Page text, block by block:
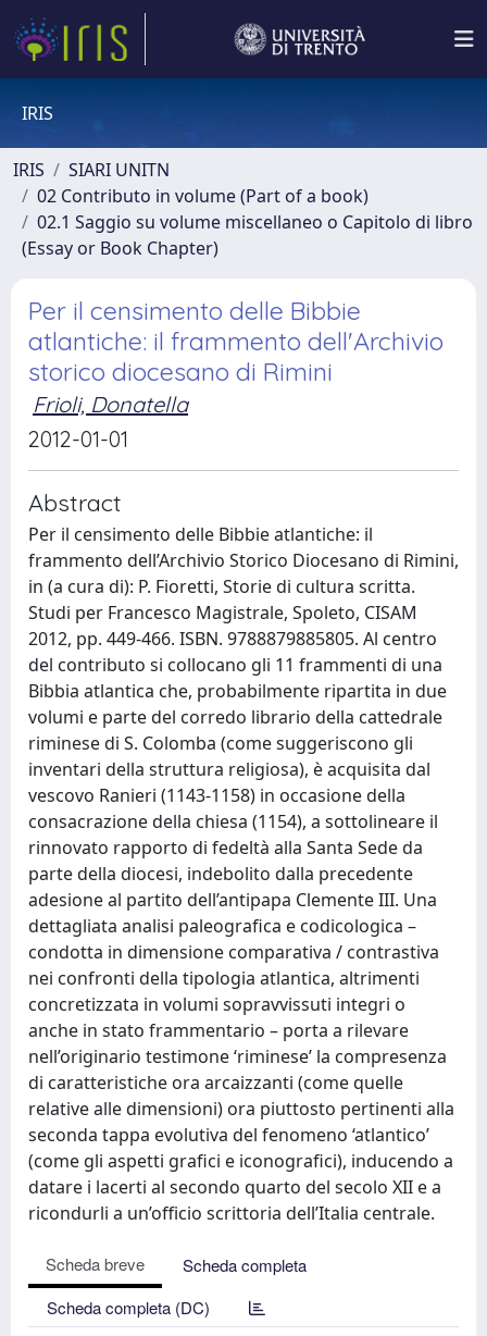
IRIS
IRIS
SIARI UNITN
02 Contributo in volume (Part of a book)
02.1 Saggio su volume miscellaneo o Capitolo di libro
(Essay or Book Chapter)
Per il censimento delle Bibbie
atlantiche: il frammento dell'Archivio
storico diocesano di Rimini
Frioli, Donatella
2012-01-01
Abstract
Per il censimento delle Bibbie atlantiche: il
frammento dell’Archivio Storico Diocesano di Rimini,
in (a cura di): P. Fioretti, Storie di cultura scritta.
Studi per Francesco Magistrale, Spoleto, CISAM
2012, pp. 449-466. ISBN. 9788879885805. Al centro
del contributo si collocano gli 11 frammenti di una
Bibbia atlantica che, probabilmente ripartita in due
volumi e parte del corredo librario della cattedrale
riminese di S. Colomba (come suggeriscono gli
inventari della struttura religiosa), è acquisita dal
vescovo Ranieri (1143-1158) in occasione della
consacrazione della chiesa (1154), a sottolineare il
rinnovato rapporto di fedeltà alla Santa Sede da
parte della diocesi, indebolito dalla precedente
adesione al partito dell’antipapa Clemente III. Una
dettagliata analisi paleografica e codicologica –
condotta in dimensione comparativa / contrastiva
nei confronti della tipologia atlantica, altrimenti
concretizzata in volumi sopravvissuti integri o
anche in stato frammentario – porta a rilevare
nell’originario testimone ‘riminese’ la compresenza
di caratteristiche ora arcaizzanti (come quelle
relative alle dimensioni) ora piuttosto pertinenti alla
seconda tappa evolutiva del fenomeno ‘atlantico’
(come gli aspetti grafici e iconografici), inducendo a
datare i lacerti al secondo quarto del secolo XII e a
ricondurli a un’officio scrittoria dell’Italia centrale.
Scheda breve
Scheda completa
Scheda completa (DC)